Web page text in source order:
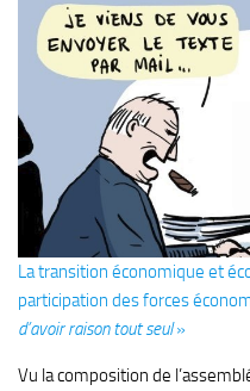
La transition économique et
participation des forces
d’avoir raison tout seul»
Vu la composition de